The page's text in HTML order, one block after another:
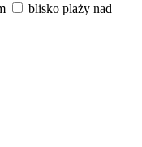
blisko plaży nad